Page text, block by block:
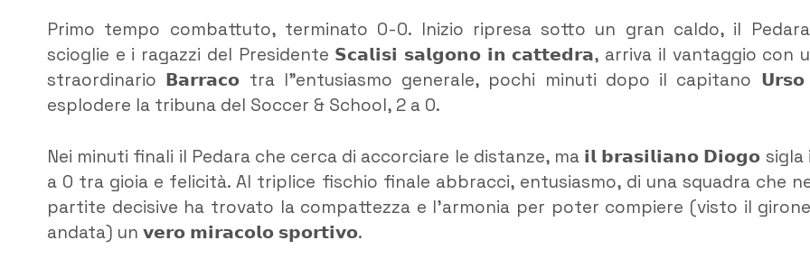
Primo tempo combattuto, terminato 0-0. Inizio ripresa sotto un gran caldo, il
scioglie e i ragazzi del Presidente 𝗦𝗰𝗮𝗹𝗶𝘀𝗶 𝘀𝗮𝗹𝗴𝗼𝗻𝗼 𝗶𝗻 𝗰𝗮𝘁𝘁𝗲𝗱𝗿𝗮, arriva il vantaggio con
straordinario 𝗕𝗮𝗿𝗿𝗮𝗰𝗼 tra l”entusiasmo generale, pochi minuti dopo il capitano
esplodere la tribuna del Soccer & School, 2 a 0.
Nei minuti finali il Pedara che cerca di accorciare le distanze, ma 𝗶𝗹 𝗯𝗿𝗮𝘀𝗶𝗹𝗶𝗮𝗻𝗼 𝗗𝗶𝗼𝗴𝗼 sigla
a 0 tra gioia e felicità. Al triplice fischio finale abbracci, entusiasmo, di una squadra che
partite decisive ha trovato la compattezza e l’armonia per poter compiere (visto il
andata) un 𝘃𝗲𝗿𝗼 𝗺𝗶𝗿𝗮𝗰𝗼𝗹𝗼 𝘀𝗽𝗼𝗿𝘁𝗶𝘃𝗼.